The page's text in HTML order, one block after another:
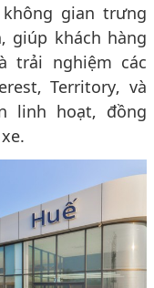
gian trưng
giúp khách hàng
trải nghiệm các
Territory, và
linh hoạt, đồng